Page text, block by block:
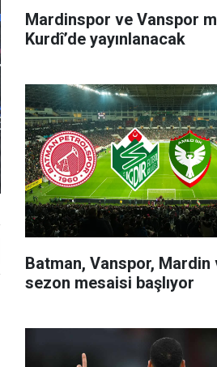
Mardinspor ve Vanspor
Kurdî’de yayınlanacak
Batman, Vanspor, Mardin
sezon mesaisi başlıyor